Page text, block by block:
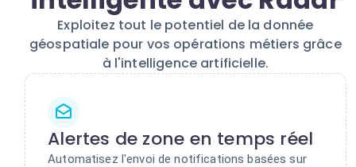
Exploitez tout le potentiel de la donnée
géospatiale pour vos opérations métiers grâce
à l'intelligence artificielle.
Alertes de zone en temps réel
Automatisez l'envoi de notifications basées sur